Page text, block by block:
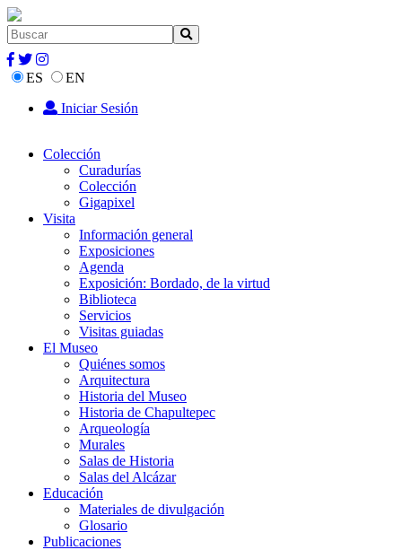
ES
EN
Iniciar Sesión
Colección
Curadurías
Colección
Gigapixel
Visita
Información general
Exposiciones
Agenda
Exposición: Bordado, de la virtud
Biblioteca
Servicios
Visitas guiadas
El Museo
Quiénes somos
Arquitectura
Historia del Museo
Historia de Chapultepec
Arqueología
Murales
Salas de Historia
Salas del Alcázar
Educación
Materiales de divulgación
Glosario
Publicaciones